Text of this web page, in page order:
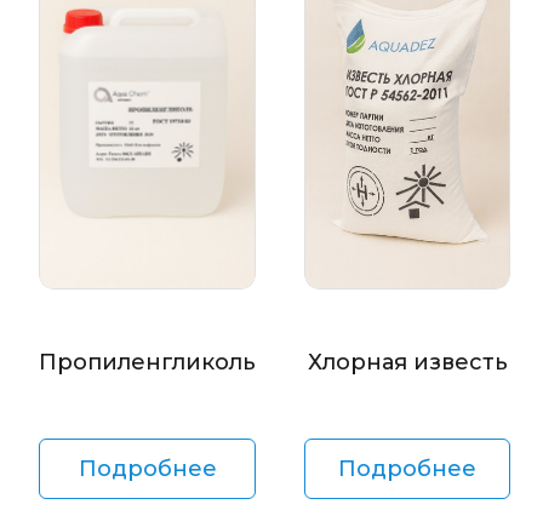
Пропиленгликоль
Подробнее
Хлорная известь
Подробнее